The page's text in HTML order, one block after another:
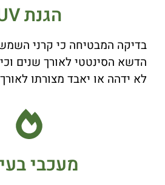
הגנת UV
בדיקה המבטיחה כי קרני
הדשא הסינטטי לאורך שנים
לא ידהה או יאבד מצורתו לאורך
מעכבי